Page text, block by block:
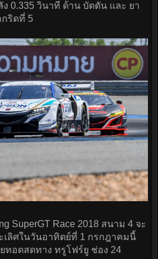
0.335 วินาที ด้าน บัตตัน และ ยา
ริดที่ 5
SuperGT Race 2018 สนาม 4 จะ
เลิศในวันอาทิตย์ที่ 1 กรกฎาคมนี้
ยทอดสดทาง ทรูโฟร์ยู ช่อง 24